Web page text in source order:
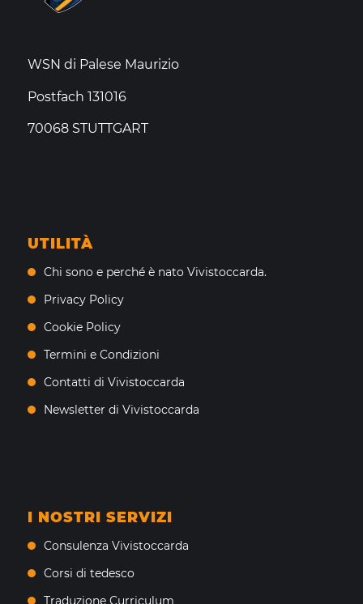
WSN di Palese Maurizio
Postfach 131016
70068 STUTTGART
UTILITÀ
Chi sono e perché è nato Vivistoccarda.
Privacy Policy
Cookie Policy
Termini e Condizioni
Contatti di Vivistoccarda
Newsletter di Vivistoccarda
I NOSTRI SERVIZI
Consulenza Vivistoccarda
Corsi di tedesco
Traduzione Curriculum